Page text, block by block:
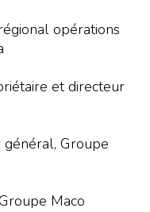
opérations
et directeur
Groupe
Maco